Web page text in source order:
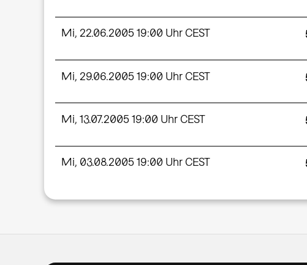
Mi, 22.06.2005 19:00 Uhr CEST
Mi, 29.06.2005 19:00 Uhr CEST
Mi, 13.07.2005 19:00 Uhr CEST
Mi, 03.08.2005 19:00 Uhr CEST